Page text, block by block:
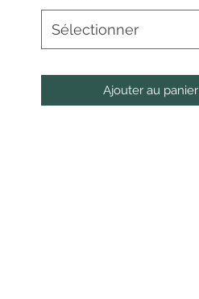
Sélectionner
Ajouter au panier